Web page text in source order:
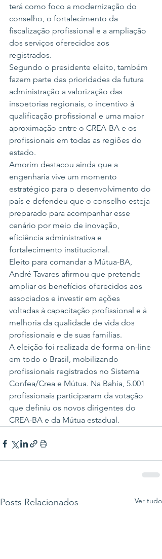
terá como foco a modernização do
conselho, o fortalecimento da
fiscalização profissional e a ampliação
dos serviços oferecidos aos
registrados.
Segundo o presidente eleito, também
fazem parte das prioridades da futura
administração a valorização das
inspetorias regionais, o incentivo à
qualificação profissional e uma maior
aproximação entre o CREA-BA e os
profissionais em todas as regiões do
estado.
Amorim destacou ainda que a
engenharia vive um momento
estratégico para o desenvolvimento do
país e defendeu que o conselho esteja
preparado para acompanhar esse
cenário por meio de inovação,
eficiência administrativa e
fortalecimento institucional.
Eleito para comandar a Mútua-BA,
André Tavares afirmou que pretende
ampliar os benefícios oferecidos aos
associados e investir em ações
voltadas à capacitação profissional e à
melhoria da qualidade de vida dos
profissionais e de suas famílias.
A eleição foi realizada de forma on-line
em todo o Brasil, mobilizando
profissionais registrados no Sistema
Confea/Crea e Mútua. Na Bahia, 5.001
profissionais participaram da votação
que definiu os novos dirigentes do
CREA-BA e da Mútua estadual.
Posts Relacionados Ver tudo